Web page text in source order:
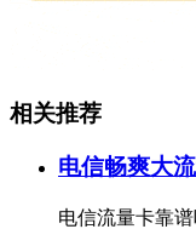
相关推荐
电信畅爽大
电信流量卡靠